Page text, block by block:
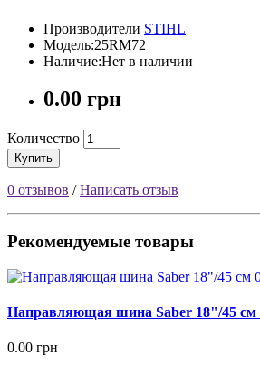
Производители STIHL
Модель:25RM72
Наличие:Нет в наличии
0.00 грн
Количество
Купить
0 отзывов /Написать отзыв
Рекомендуемые товары
Направляющая шина Saber 18"/45 см
0.00 грн